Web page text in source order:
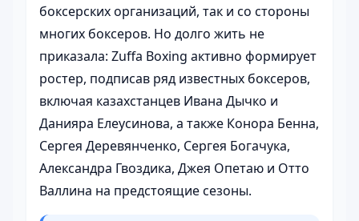
боксерских организаций, так и со стороны
многих боксеров. Но долго жить не
приказала: Zuffa Boxing активно формирует
ростер, подписав ряд известных боксеров,
включая казахстанцев Ивана Дычко и
Данияра Елеусинова, а также Конора Бенна,
Сергея Деревянченко, Сергея Богачука,
Александра Гвоздика, Джея Опетаю и Отто
Валлина на предстоящие сезоны.